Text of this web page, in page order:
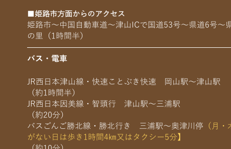
姫路市方面からのアクセス
姫路市～中国自動車道～津山ICで国道53号～県道6号～
の里（1時間半）
バス・電車
JR西日本津山線・快速ことぶき快速 岡山駅～津山駅
（約1時間半）
JR西日本因美線・智頭行 津山駅～三浦駅
（約20分）
バスごんご勝北線・勝北行き 三浦駅～奥津川停 （月
がない日は歩き1時間4㎞又はタクシー5分】